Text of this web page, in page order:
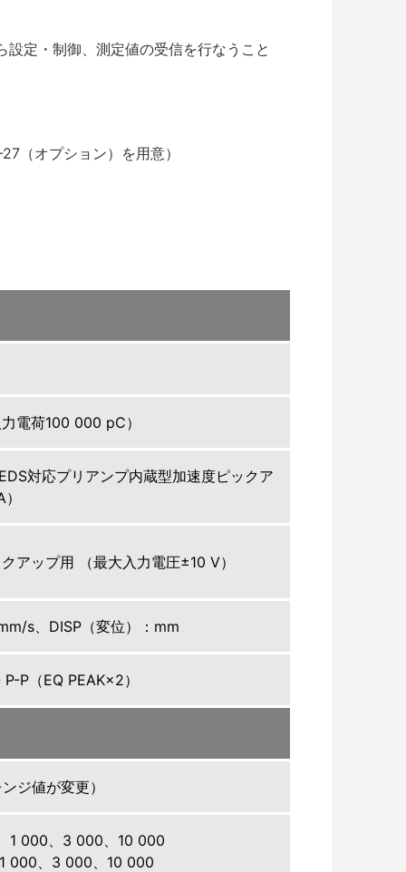
定・制御、測定値の受信を行なうこと
（オプション）を用意）
電荷100 000 pC）
対応プリアンプ内蔵型加速度ピックア
アップ用 （最大入力電圧±10 V）
s、DISP（変位）：mm
P（EQ PEAK×2）
ジ値が変更）
1 000、3 000、10 000
000、3 000、10 000